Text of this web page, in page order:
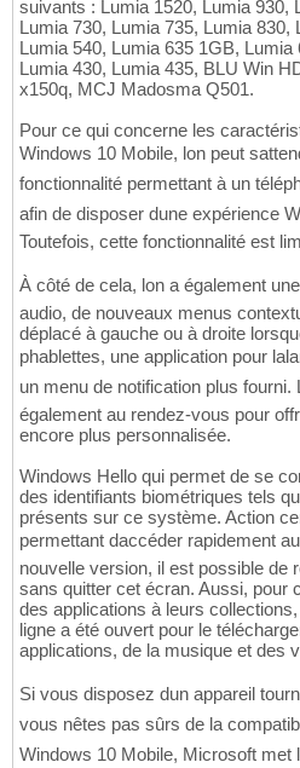
suivants : Lumia 1520, Lumia 930,
Lumia 730, Lumia 735, Lumia 830,
Lumia 540, Lumia 635 1GB,
Lumia 430, Lumia 435, BLU Win
x150q, MCJ Madosma Q501.
Pour ce qui concerne les
Windows 10 Mobile, lon peut
fonctionnalité permettant à un
afin de disposer dune expérience
Toutefois, cette fonctionnalité est
À côté de cela, lon a également
audio, de nouveaux menus
déplacé à gauche ou à droite
phablettes, une application pour
un menu de notification plus fourni.
également au rendez-vous pour
encore plus personnalisée.
Windows Hello qui permet de se
des identifiants biométriques tels
présents sur ce système. Action
permettant daccéder rapidement
nouvelle version, il est possible de
sans quitter cet écran. Aussi, pour
des applications à leurs
ligne a été ouvert pour le
applications, de la musique et des
Si vous disposez dun appareil
vous nêtes pas sûrs de la
Windows 10 Mobile, Microsoft met